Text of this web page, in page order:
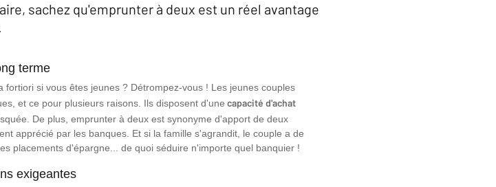
sachez qu'emprunter à deux est un réel avantage
terme
si vous êtes jeunes ? Détrompez-vous ! Les jeunes couples
et ce pour plusieurs raisons. Ils disposent d'une capacité d'achat
De plus, emprunter à deux est synonyme d'apport de deux
apprécié par les banques. Et si la famille s'agrandit, le couple a de
placements d'épargne... de quoi séduire n'importe quel banquier !
exigeantes